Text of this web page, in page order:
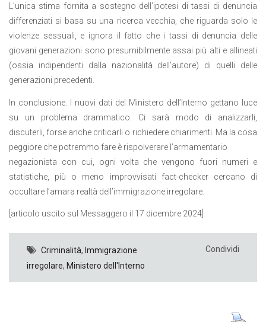
L’unica stima fornita a sostegno dell’ipotesi di tassi di denuncia
differenziati si basa su una ricerca vecchia, che riguarda solo le
violenze sessuali, e ignora il fatto che i tassi di denuncia delle
giovani generazioni sono presumibilmente assai più alti e allineati
(ossia indipendenti dalla nazionalità dell’autore) di quelli delle
generazioni precedenti.
In conclusione. I nuovi dati del Ministero dell’Interno gettano luce
su un problema drammatico. Ci sarà modo di analizzarli,
discuterli, forse anche criticarli o richiedere chiarimenti. Ma la cosa
peggiore che potremmo fare è rispolverare l’armamentario
negazionista con cui, ogni volta che vengono fuori numeri e
statistiche, più o meno improvvisati fact-checker cercano di
occultare l’amara realtà dell’immigrazione irregolare.
[articolo uscito sul Messaggero il 17 dicembre 2024]
Criminalità, Immigrazione
irregolare, Ministero dell'Interno
Condividi